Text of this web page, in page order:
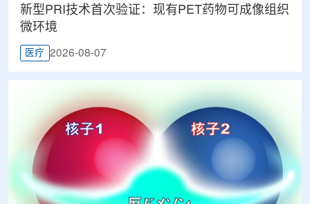
新型PRI技术首次验证：现有PET药物可成像组织
微环境
医疗 2026-08-07